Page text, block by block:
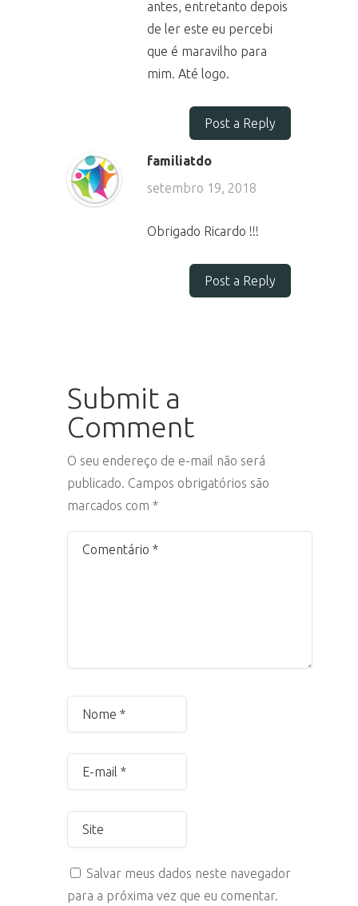
antes, entretanto depois
de ler este eu percebi
que é maravilho para
mim. Até logo.
Post a Reply
familiatdo
setembro 19, 2018
Obrigado Ricardo !!!
Post a Reply
Submit a
Comment
O seu endereço de e-mail não será
publicado. Campos obrigatórios são
marcados com *
Salvar meus dados neste navegador
para a próxima vez que eu comentar.